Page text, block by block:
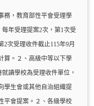
務，教育部性平會受理學
年受理提案2次，第1次受
2次受理收件截止115年9月
算。２、高級中等以下學
讀學校為受理收件單位，
學生會或其他自治組織提
平會提案。２、各級學校